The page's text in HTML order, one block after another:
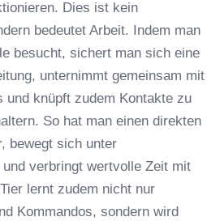
Dies ist kein
bedeutet Arbeit. Indem man
besucht, sichert man sich eine
unternimmt gemeinsam mit
und knüpft zudem Kontakte zu
So hat man einen direkten
bewegt sich unter
verbringt wertvolle Zeit mit
lernt zudem nicht nur
Kommandos, sondern wird